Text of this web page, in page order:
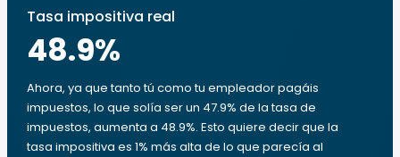
Tasa impositiva real
48.9%
Ahora, ya que tanto tú como tu empleador pagáis
impuestos, lo que solía ser un 47.9% de la tasa de
impuestos, aumenta a 48.9%. Esto quiere decir que la
tasa impositiva es 1% más alta de lo que parecía al